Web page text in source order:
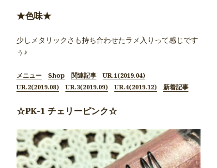
★色味★
少しメタリックさも持ち合わせたラメ入りって感じです
ぅ♪
メニュー Shop 関連記事
UR.1(2019.04)
UR.2(2019.08)
UR.3(2019.09) UR.4(2019.12) 新着記事
☆PK-1 チェリーピンク☆